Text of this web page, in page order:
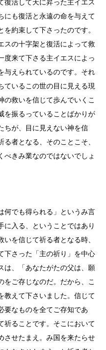
復活して天に昇った主イエス
にも復活と永遠の命を与えて
約束して下さったのです。
スの十字架と復活によって救
度来て下さる主イエスによっ
与えられているのです。それ
ているこの世の目に見える現
の救いを信じて歩んでいくこ
を振るっていることばかりが
ちが、目に見えない神を信
者となる、そのことこそ、
べきみ業なのではないでしょ
何でも得られる」というみ言
に入る、ということではあり
を信じて祈る者となる時、
下さった「主の祈り」を中心
は、「あなたがたの父は、願
をご存じなのだ。だから、こ
教えて下さいました。信じて
要なものを全てご存知であ
祈ることです。そこにおいて
させたまえ。み国を来たらせ